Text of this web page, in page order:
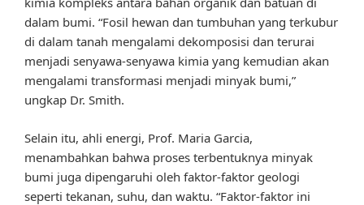
dalam bumi. “Fosil hewan dan tumbuhan yang terkubur
di dalam tanah mengalami dekomposisi dan terurai
menjadi senyawa-senyawa kimia yang kemudian akan
mengalami transformasi menjadi minyak bumi,”
ungkap Dr. Smith.
Selain itu, ahli energi, Prof. Maria Garcia,
menambahkan bahwa proses terbentuknya minyak
bumi juga dipengaruhi oleh faktor-faktor geologi
seperti tekanan, suhu, dan waktu. “Faktor-faktor ini